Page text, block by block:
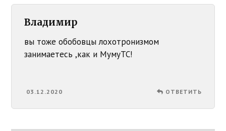
Владимир
вы тоже обобовцы лохотронизмом
занимаетесь ,как и МумуТС!
03.12.2020 ОТВЕТИТЬ